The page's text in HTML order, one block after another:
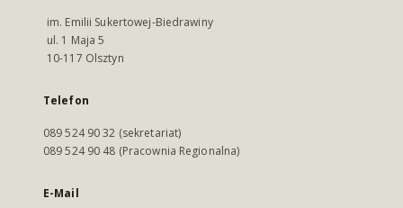
im. Emilii Sukertowej-Biedrawiny
ul. 1 Maja 5
10-117 Olsztyn
Telefon
089 524 90 32 (sekretariat)
089 524 90 48 (Pracownia Regionalna)
E-Mail